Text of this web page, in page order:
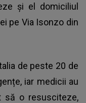
și el domiciliul
pe Via Isonzo din
de peste 20 de
iar medicii au
să o resusciteze,